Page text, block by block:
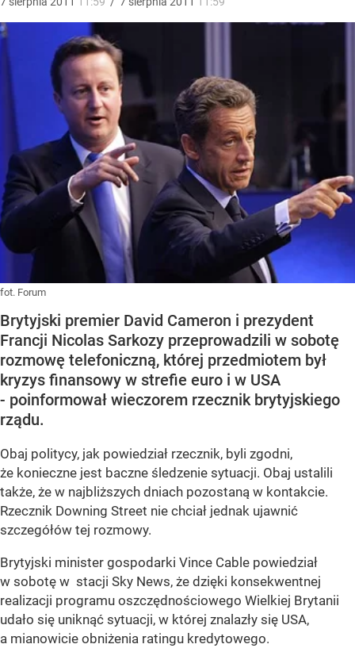
fot. Forum
Brytyjski premier David Cameron i prezydent
Francji Nicolas Sarkozy przeprowadzili w sobotę
rozmowę telefoniczną, której przedmiotem był
kryzys finansowy w strefie euro i w USA
- poinformował wieczorem rzecznik brytyjskiego
rządu.
Obaj politycy, jak powiedział rzecznik, byli zgodni,
że konieczne jest baczne śledzenie sytuacji. Obaj ustalili
także, że w najbliższych dniach pozostaną w kontakcie.
Rzecznik Downing Street nie chciał jednak ujawnić
szczegółów tej rozmowy.
Brytyjski minister gospodarki Vince Cable powiedział
w sobotę w stacji Sky News, że dzięki konsekwentnej
realizacji programu oszczędnościowego Wielkiej Brytanii
udało się uniknąć sytuacji, w której znalazły się USA,
a mianowicie obniżenia ratingu kredytowego.